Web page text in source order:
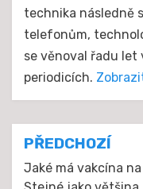
technika následně
telefonům,
se věnoval řadu
periodicích.
Navigace
pro
PŘEDCHOZÍ
Jaké má vakcína